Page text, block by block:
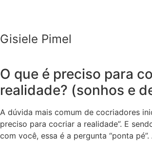
Gisiele Pimel
O que é preciso para
realidade? (sonhos e
A dúvida mais comum de cocriadores
preciso para cocriar a realidade”. E
com você, essa é a pergunta “ponta